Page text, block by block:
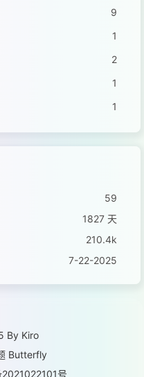
9
1
2
1
1
59
1827 天
210.4k
7-22-2025
By Kiro
Butterfly
号